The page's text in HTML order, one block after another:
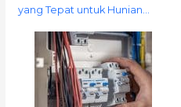
yang Tepat untuk Hunian…